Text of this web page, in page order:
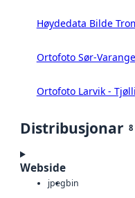
Høydedata Bilde
Ortofoto Sør-
Ortofoto Larvik -
Distribusjonar 8
Webside
jpegbin